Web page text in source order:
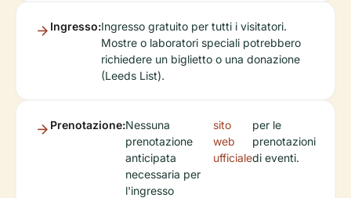
Ingresso:Ingresso gratuito per tutti i visitatori.
Mostre o laboratori speciali potrebbero
richiedere un biglietto o una donazione
(Leeds List).
Prenotazione:Nessuna
prenotazione
anticipata
necessaria per
l'ingresso
sito
web
ufficiale
per le
prenotazioni
di eventi.